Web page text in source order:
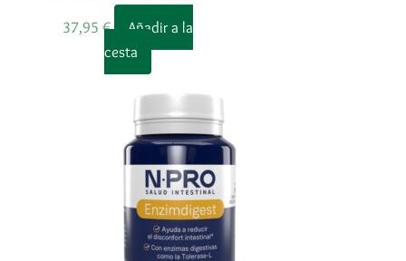
37,95 €
Añadir a la
cesta